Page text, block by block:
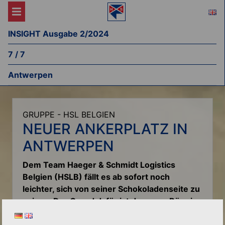
INSIGHT Ausgabe 2/2024
7 / 7
Antwerpen
GRUPPE - HSL BELGIEN
NEUER ANKERPLATZ IN
ANTWERPEN
Dem Team Haeger & Schmidt Logistics
Belgien (HSLB) fällt es ab sofort noch
leichter, sich von seiner Schokoladenseite zu
zeigen. Der Grund dafür ist das neue Büro in
Antwerpen. Dort können Mitarbeiter:innen